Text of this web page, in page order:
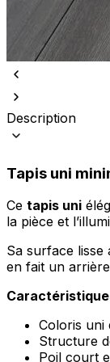
Description
Tapis uni
Ce tapis uni
la pièce et
Sa surface
en fait un
Coloris uni
Structure
Poil court